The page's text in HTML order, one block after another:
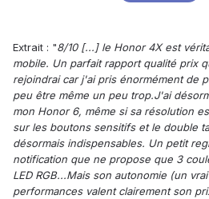
Extrait : "8/10 [...] le Honor 4X est
mobile. Un parfait rapport qualité prix
rejoindrai car j'ai pris énormément de
peu être même un peu trop.J'ai
mon Honor 6, même si sa résolution
sur les boutons sensitifs et le double
désormais indispensables. Un petit
notification que ne propose que 3
LED RGB...Mais son autonomie (un
performances valent clairement son